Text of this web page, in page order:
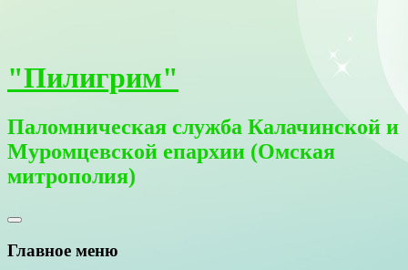
"Пилигрим"
Паломническая служба Калачинской и
Муромцевской епархии (Омская
митрополия)
Главное меню